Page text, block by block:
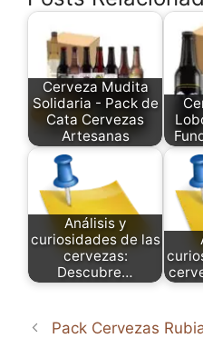
Cerveza Mudita
Solidaria - Pack de
Cata Cervezas
Artesanas
Análisis y
curiosidades de las
cervezas:
Descubre…
Pack Cervezas